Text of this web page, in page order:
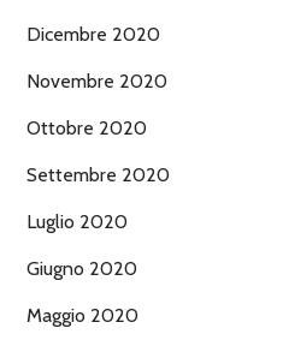
Dicembre 2020
Novembre 2020
Ottobre 2020
Settembre 2020
Luglio 2020
Giugno 2020
Maggio 2020